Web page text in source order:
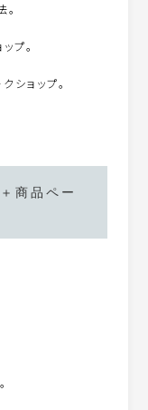
プ。
ショップ。
商品ペー